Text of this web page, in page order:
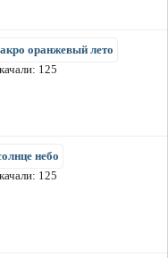
оранжевый лето
125
небо
125